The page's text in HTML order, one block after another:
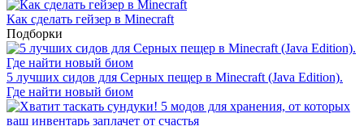
Как сделать гейзер в Minecraft
Подборки
5 лучших сидов для Серных пещер в Minecraft (Java Edition).
Где найти новый биом